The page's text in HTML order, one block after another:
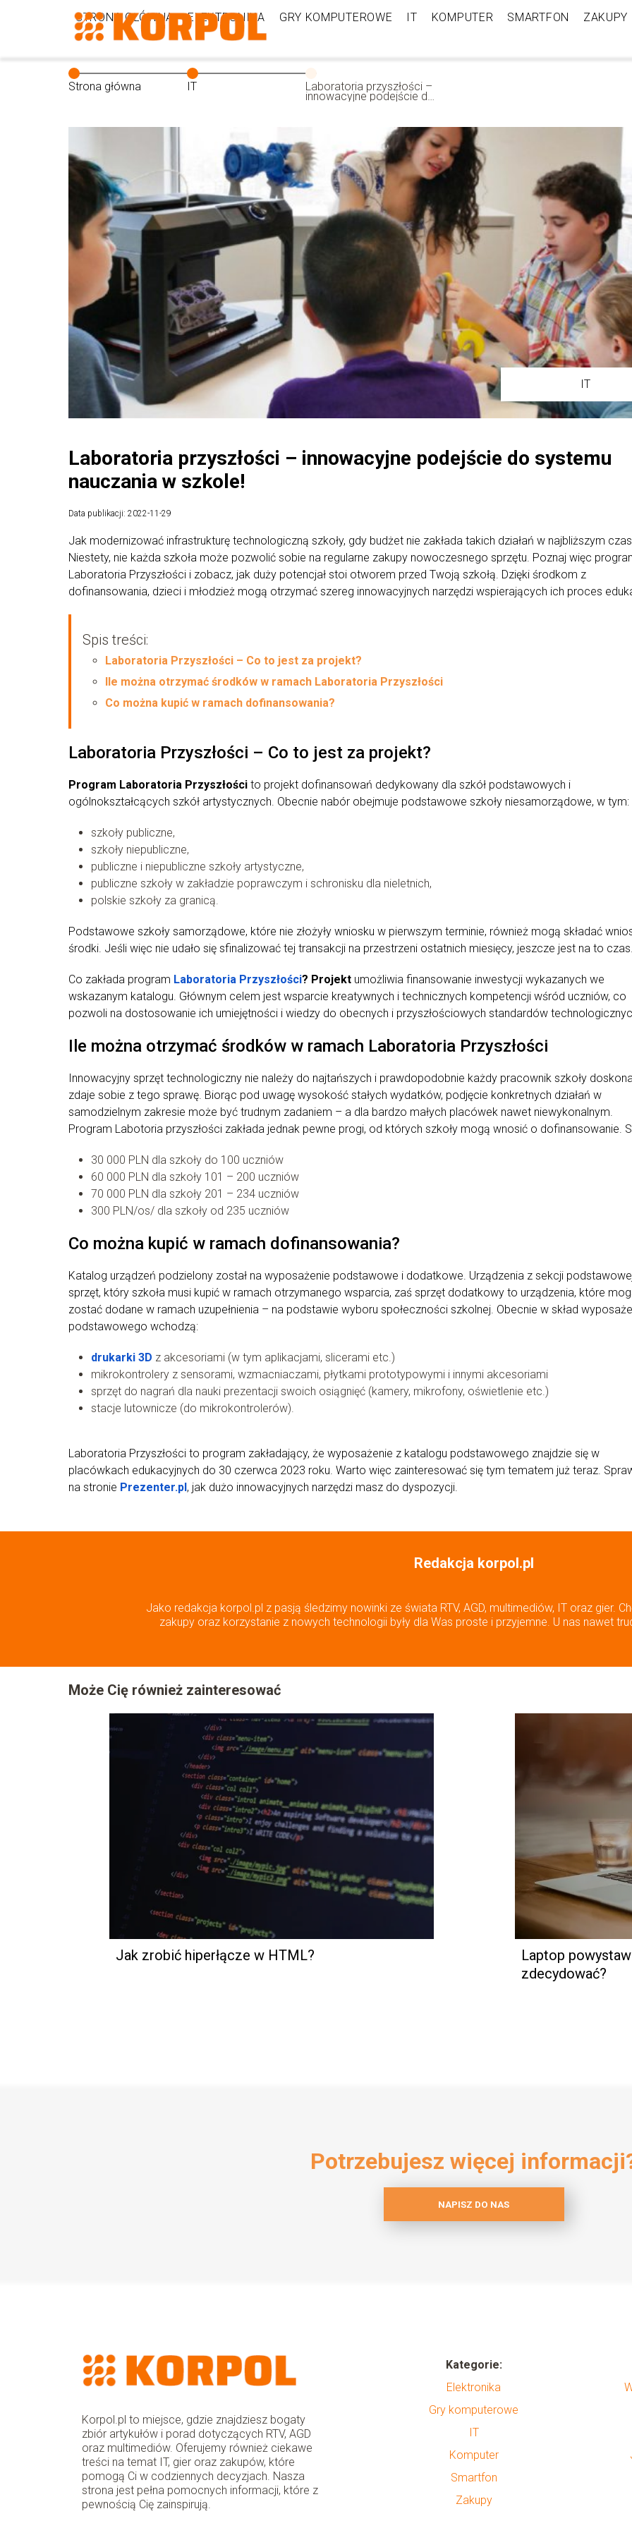
STRONA GŁÓWNA ELEKTRONIKA GRY KOMPUTEROWE IT KOMPUTER SMARTFON ZAKUPY
Strona główna IT Laboratoria przyszłości –
innowacyjne podejście do
systemu nauczania w
IT
Laboratoria przyszłości – innowacyjne podejście do systemu
nauczania w szkole!
Data publikacji: 2022-11-29
Jak modernizować infrastrukturę technologiczną szkoły, gdy budżet nie zakłada takich działań w najbliższym
Niestety, nie każda szkoła może pozwolić sobie na regularne zakupy nowoczesnego sprzętu. Poznaj więc
Laboratoria Przyszłości i zobacz, jak duży potencjał stoi otworem przed Twoją szkołą. Dzięki środkom z
dofinansowania, dzieci i młodzież mogą otrzymać szereg innowacyjnych narzędzi wspierających ich proces
Spis treści:
Laboratoria Przyszłości – Co to jest za projekt?
Ile można otrzymać środków w ramach Laboratoria Przyszłości
Co można kupić w ramach dofinansowania?
Laboratoria Przyszłości – Co to jest za projekt?
Program Laboratoria Przyszłości to projekt dofinansowań dedykowany dla szkół podstawowych i
ogólnokształcących szkół artystycznych. Obecnie nabór obejmuje podstawowe szkoły niesamorządowe, w tym:
szkoły publiczne,
szkoły niepubliczne,
publiczne i niepubliczne szkoły artystyczne,
publiczne szkoły w zakładzie poprawczym i schronisku dla nieletnich,
polskie szkoły za granicą.
Podstawowe szkoły samorządowe, które nie złożyły wniosku w pierwszym terminie, również mogą składać
środki. Jeśli więc nie udało się sfinalizować tej transakcji na przestrzeni ostatnich miesięcy, jeszcze jest na to
Co zakłada program Laboratoria Przyszłości? Projekt umożliwia finansowanie inwestycji wykazanych we
wskazanym katalogu. Głównym celem jest wsparcie kreatywnych i technicznych kompetencji wśród uczniów, co
pozwoli na dostosowanie ich umiejętności i wiedzy do obecnych i przyszłościowych standardów
Ile można otrzymać środków w ramach Laboratoria Przyszłości
Innowacyjny sprzęt technologiczny nie należy do najtańszych i prawdopodobnie każdy pracownik szkoły
zdaje sobie z tego sprawę. Biorąc pod uwagę wysokość stałych wydatków, podjęcie konkretnych działań w
samodzielnym zakresie może być trudnym zadaniem – a dla bardzo małych placówek nawet niewykonalnym.
Program Labotoria przyszłości zakłada jednak pewne progi, od których szkoły mogą wnosić o dofinansowanie.
30 000 PLN dla szkoły do 100 uczniów
60 000 PLN dla szkoły 101 – 200 uczniów
70 000 PLN dla szkoły 201 – 234 uczniów
300 PLN/os/ dla szkoły od 235 uczniów
Co można kupić w ramach dofinansowania?
Katalog urządzeń podzielony został na wyposażenie podstawowe i dodatkowe. Urządzenia z sekcji
sprzęt, który szkoła musi kupić w ramach otrzymanego wsparcia, zaś sprzęt dodatkowy to urządzenia, które
zostać dodane w ramach uzupełnienia – na podstawie wyboru społeczności szkolnej. Obecnie w skład
podstawowego wchodzą:
drukarki 3D z akcesoriami (w tym aplikacjami, slicerami etc.)
mikrokontrolery z sensorami, wzmacniaczami, płytkami prototypowymi i innymi akcesoriami
sprzęt do nagrań dla nauki prezentacji swoich osiągnięć (kamery, mikrofony, oświetlenie etc.)
stacje lutownicze (do mikrokontrolerów).
Laboratoria Przyszłości to program zakładający, że wyposażenie z katalogu podstawowego znajdzie się w
placówkach edukacyjnych do 30 czerwca 2023 roku. Warto więc zainteresować się tym tematem już teraz.
na stronie Prezenter.pl, jak dużo innowacyjnych narzędzi masz do dyspozycji.
Redakcja korpol.pl
Jako redakcja korpol.pl z pasją śledzimy nowinki ze świata RTV, AGD, multimediów, IT oraz gier.
zakupy oraz korzystanie z nowych technologii były dla Was proste i przyjemne. U nas nawet
Może Cię również zainteresować
Jak zrobić hiperłącze w HTML?
Laptop
zdecydować?
Potrzebujesz więcej
NAPISZ DO NAS
Korpol.pl to miejsce, gdzie znajdziesz bogaty
zbiór artykułów i porad dotyczących RTV, AGD
oraz multimediów. Oferujemy również ciekawe
treści na temat IT, gier oraz zakupów, które
pomogą Ci w codziennych decyzjach. Nasza
strona jest pełna pomocnych informacji, które z
pewnością Cię zainspirują.
Kategorie:
Elektronika
Gry komputerowe
IT
Komputer
Smartfon
Zakupy